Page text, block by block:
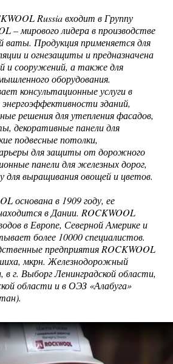
Russia входит в Группу
– мирового лидера в производстве
ваты. Продукция применяется для
и огнезащиты и предназначена
и сооружений, а также для
оборудования.
консультационные услуги в
зданий,
решения для утепления фасадов,
декоративные панели для
подвесные потолки,
для защиты от дорожного
панели для железных дорог,
для выращивания овощей и цветов.
основана в 1909 году, ее
в Дании. ROCKWOOL
в Европе, Северной Америке и
более 10000 специалистов.
предприятия ROCKWOOL
мкрн. Железнодорожный
в г. Выборг Ленинградской области,
области и в ОЭЗ «Алабуга»